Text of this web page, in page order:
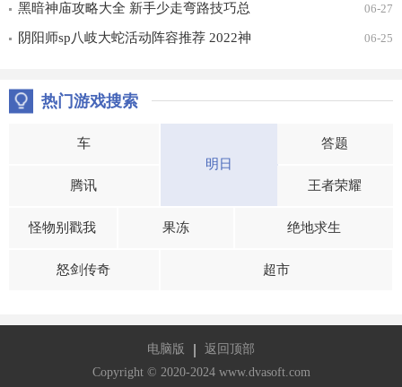
更多无尽探索通关打法详解
黑暗神庙攻略大全 新手少走弯路技巧总
汇
06-27
阴阳师sp八岐大蛇活动阵容推荐 2022神 06-25
热门游戏搜索
车
腾讯
明日
答题
王者荣耀
怪物别戳我 果冻 绝地求生
怒剑传奇 超市
电脑版
返回顶部
Copyright © 2020-2024 www.dvasoft.com